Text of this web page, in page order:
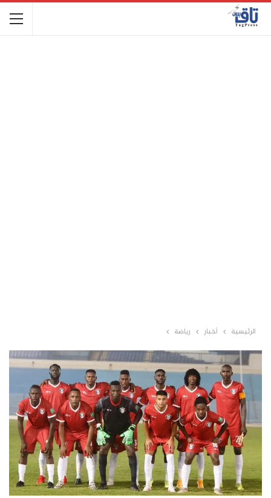
الرئيسية أخبار رياضة